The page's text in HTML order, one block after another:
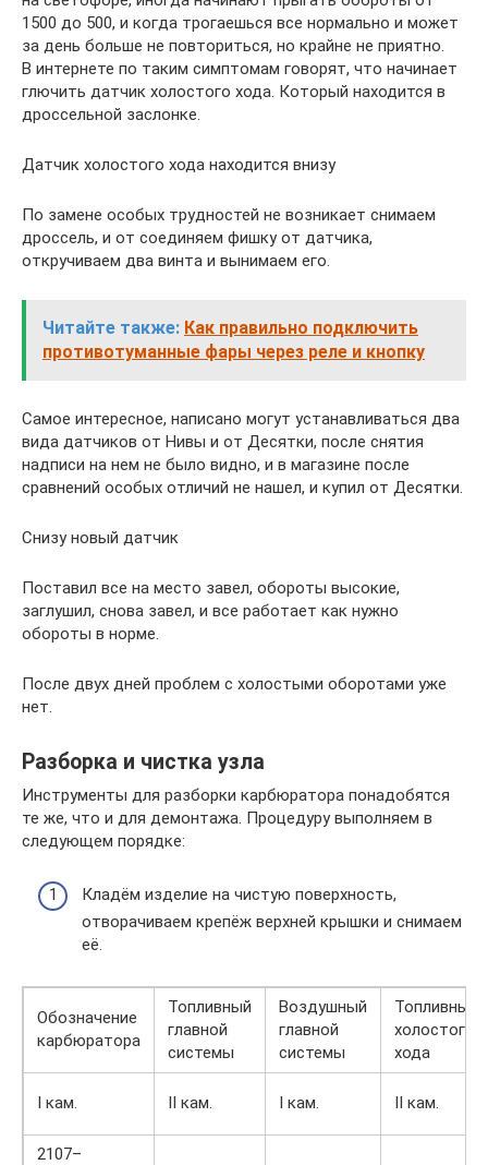
1500 до 500, и когда трогаешься все нормально и может
за день больше не повториться, но крайне не приятно.
В интернете по таким симптомам говорят, что начинает
глючить датчик холостого хода. Который находится в
дроссельной заслонке.
Датчик холостого хода находится внизу
По замене особых трудностей не возникает снимаем
дроссель, и от соединяем фишку от датчика,
откручиваем два винта и вынимаем его.
Читайте также: Как правильно подключить
противотуманные фары через реле и кнопку
Самое интересное, написано могут устанавливаться два
вида датчиков от Нивы и от Десятки, после снятия
надписи на нем не было видно, и в магазине после
сравнений особых отличий не нашел, и купил от Десятки.
Снизу новый датчик
Поставил все на место завел, обороты высокие,
заглушил, снова завел, и все работает как нужно
обороты в норме.
После двух дней проблем с холостыми оборотами уже
нет.
Разборка и чистка узла
Инструменты для разборки карбюратора понадобятся
те же, что и для демонтажа. Процедуру выполняем в
следующем порядке:
Кладём изделие на чистую поверхность,
отворачиваем крепёж верхней крышки и снимаем
её.
Обозначение
карбюратора
Топливный
главной
системы
Воздушный
главной
системы
Топливный
холостого
хода
I кам. II кам. I кам. II кам.
2107–